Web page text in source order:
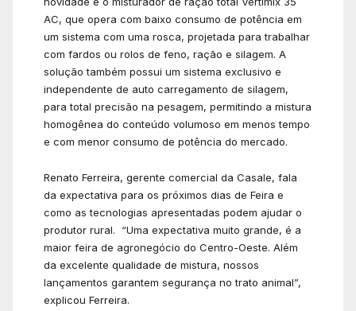
AC, que opera com baixo consumo de potência em
um sistema com uma rosca, projetada para trabalhar
com fardos ou rolos de feno, ração e silagem. A
solução também possui um sistema exclusivo e
independente de auto carregamento de silagem,
para total precisão na pesagem, permitindo a mistura
homogênea do conteúdo volumoso em menos tempo
e com menor consumo de potência do mercado.
Renato Ferreira, gerente comercial da Casale, fala
da expectativa para os próximos dias de Feira e
como as tecnologias apresentadas podem ajudar o
produtor rural. “Uma expectativa muito grande, é a
maior feira de agronegócio do Centro-Oeste. Além
da excelente qualidade de mistura, nossos
lançamentos garantem segurança no trato animal”,
explicou Ferreira.